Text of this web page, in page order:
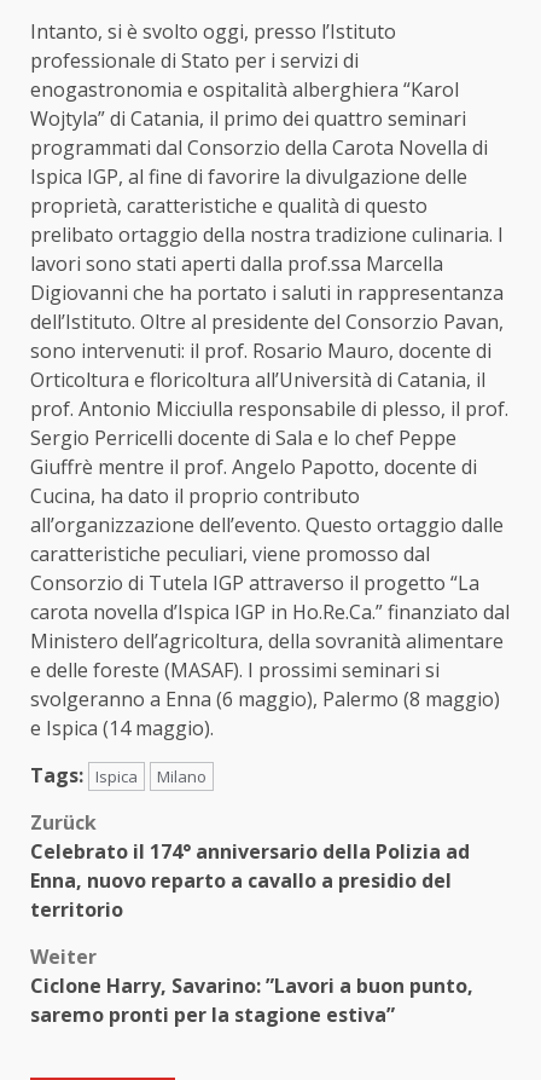
Intanto, si è svolto oggi, presso l’Istituto
professionale di Stato per i servizi di
enogastronomia e ospitalità alberghiera “Karol
Wojtyla” di Catania, il primo dei quattro seminari
programmati dal Consorzio della Carota Novella di
Ispica IGP, al fine di favorire la divulgazione delle
proprietà, caratteristiche e qualità di questo
prelibato ortaggio della nostra tradizione culinaria. I
lavori sono stati aperti dalla prof.ssa Marcella
Digiovanni che ha portato i saluti in rappresentanza
dell’Istituto. Oltre al presidente del Consorzio Pavan,
sono intervenuti: il prof. Rosario Mauro, docente di
Orticoltura e floricoltura all’Università di Catania, il
prof. Antonio Micciulla responsabile di plesso, il prof.
Sergio Perricelli docente di Sala e lo chef Peppe
Giuffrè mentre il prof. Angelo Papotto, docente di
Cucina, ha dato il proprio contributo
all’organizzazione dell’evento. Questo ortaggio dalle
caratteristiche peculiari, viene promosso dal
Consorzio di Tutela IGP attraverso il progetto “La
carota novella d’Ispica IGP in Ho.Re.Ca.” finanziato dal
Ministero dell’agricoltura, della sovranità alimentare
e delle foreste (MASAF). I prossimi seminari si
svolgeranno a Enna (6 maggio), Palermo (8 maggio)
e Ispica (14 maggio).
Tags:
Ispica Milano
Beitragsnavigation
Zurück
Celebrato il 174° anniversario della Polizia ad
Enna, nuovo reparto a cavallo a presidio del
territorio
Weiter
Ciclone Harry, Savarino: ”Lavori a buon punto,
saremo pronti per la stagione estiva”